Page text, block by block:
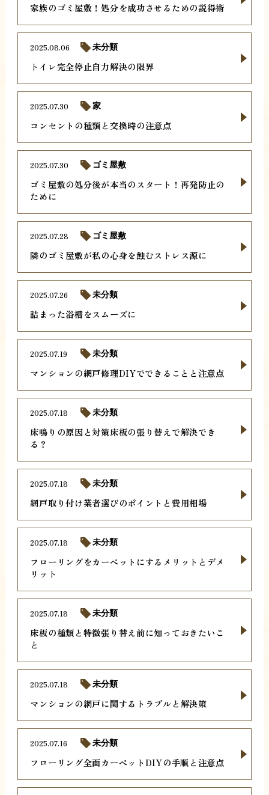
家族のゴミ屋敷！処分を成功させるための説得術
トイレ完全停止自力解決の限界
2025.08.06 未分類
コンセントの種類と交換時の注意点
2025.07.30 家
ゴミ屋敷の処分後が本当のスタート！再発防止の
ために
2025.07.30 ゴミ屋敷
隣のゴミ屋敷が私の心身を蝕むストレス源に
2025.07.28 ゴミ屋敷
詰まった浴槽をスムーズに
2025.07.26 未分類
マンションの網戸修理DIYでできることと注意点
2025.07.19 未分類
床鳴りの原因と対策床板の張り替えで解決でき
る？
2025.07.18 未分類
網戸取り付け業者選びのポイントと費用相場
2025.07.18 未分類
フローリングをカーペットにするメリットとデメ
リット
2025.07.18 未分類
床板の種類と特徴張り替え前に知っておきたいこ
と
2025.07.18 未分類
マンションの網戸に関するトラブルと解決策
2025.07.18 未分類
フローリング全面カーペットDIYの手順と注意点
2025.07.16 未分類